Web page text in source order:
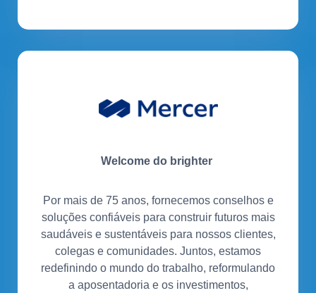
Welcome do brighter
Por mais de 75 anos, fornecemos conselhos e
soluções confiáveis para construir futuros mais
saudáveis e sustentáveis para nossos clientes,
colegas e comunidades. Juntos, estamos
redefinindo o mundo do trabalho, reformulando
a aposentadoria e os investimentos,